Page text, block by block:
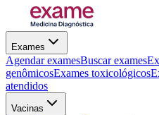
Exames
Agendar examesBuscar exames
genômicosExames toxicológicos
atendidos
Vacinas